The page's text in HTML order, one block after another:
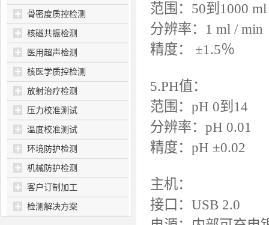
骨密度质控检测
核磁共振检测
医用超声检测
核医学质控检测
放射治疗检测
压力校准测试
温度校准测试
环境防护检测
机械防护检测
客户订制加工
检测解决方案
范围：50到1000
分辨率：1 ml / min
精度： ±1.5％
5.PH值：
范围：pH 0到14
分辨率：pH 0.01
精度：pH ±0.02
主机：
接口：USB 2.0